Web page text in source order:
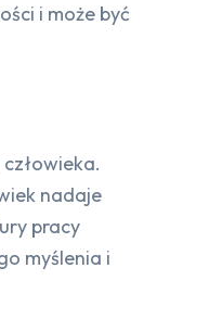
i może być
nadaje
pracy
myślenia i